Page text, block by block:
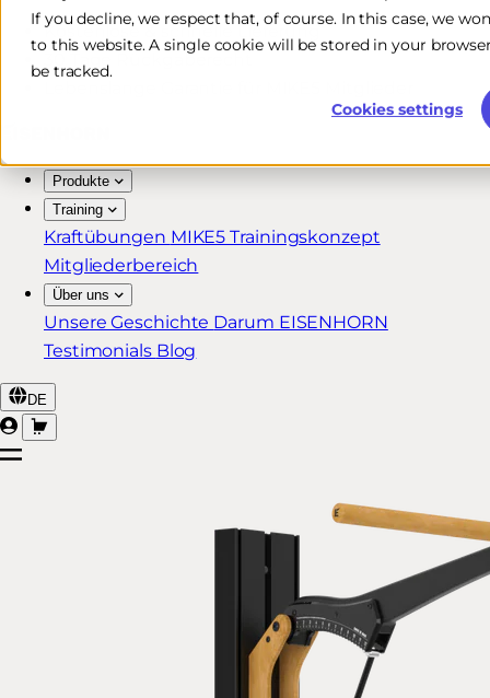
If you decline, we respect that, of course. In this case, we
to this website. A single cookie will be stored in your
be tracked.
Cookies settings
Kostenlose & schnelle Lieferung*
30 Tage Rückgaberecht
Produkte
Training
Kraftübungen MIKE5 Trainingskonzept
Mitgliederbereich
Über uns
Unsere Geschichte Darum EISENHORN
Testimonials Blog
DE